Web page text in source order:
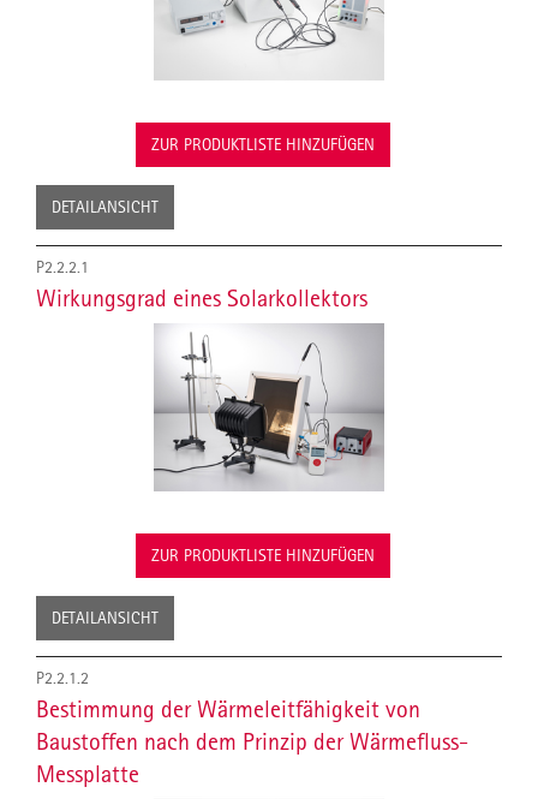
ZUR PRODUKTLISTE HINZUFÜGEN
DETAILANSICHT
P2.2.2.1
Wirkungsgrad eines Solarkollektors
ZUR PRODUKTLISTE HINZUFÜGEN
DETAILANSICHT
P2.2.1.2
Bestimmung der Wärmeleitfähigkeit von
Baustoffen nach dem Prinzip der Wärmefluss-
Messplatte